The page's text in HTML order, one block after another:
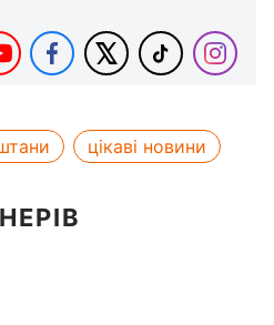
цікаві новини